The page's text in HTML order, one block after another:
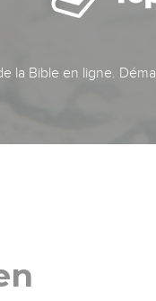
la Bible en ligne.